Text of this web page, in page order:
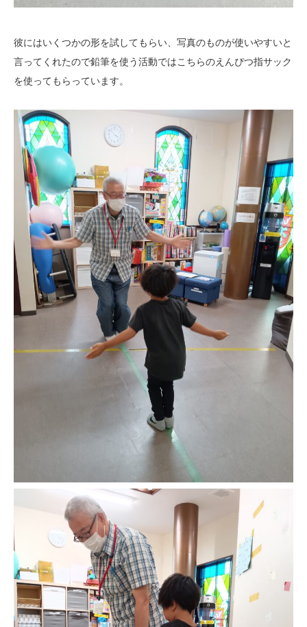
彼にはいくつかの形を試してもらい、写真のものが使いやすいと
言ってくれたので鉛筆を使う活動ではこちらのえんぴつ指サック
を使ってもらっています。